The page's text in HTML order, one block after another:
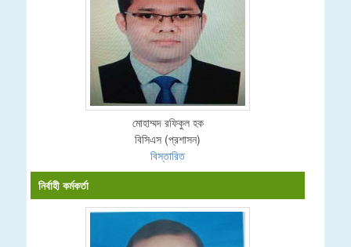
মোহাম্মদ রফিকুল হক
বিসিএস (প্রশাসন)
বিস্তারিত
নির্বাহী কর্মকর্তা